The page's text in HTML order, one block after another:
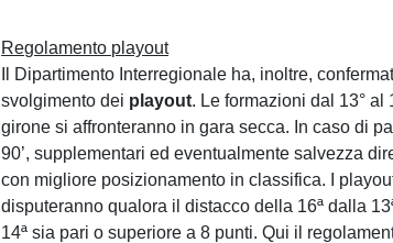
Regolamento playout
Il Dipartimento Interregionale ha, inoltre,
svolgimento dei playout. Le formazioni dal 13° al
girone si affronteranno in gara secca. In caso di
90’, supplementari ed eventualmente salvezza
con migliore posizionamento in classifica. I
disputeranno qualora il distacco della 16ª dalla
14ª sia pari o superiore a 8 punti. Qui il